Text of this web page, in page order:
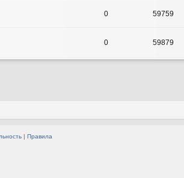
0 59759
0 59879
| Правила